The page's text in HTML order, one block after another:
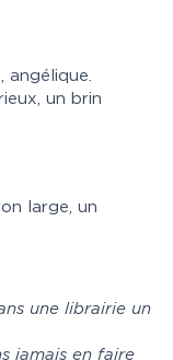
angélique.
un brin
large, un
une librairie un
jamais en faire